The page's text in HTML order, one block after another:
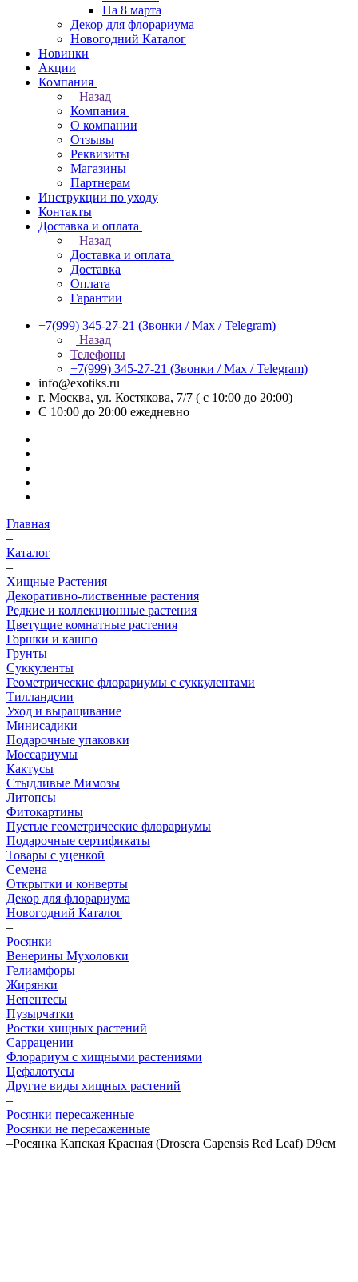
На 8 марта
Декор для флорариума
Новогодний Каталог
Новинки
Акции
Компания
Назад
Компания
О компании
Отзывы
Реквизиты
Магазины
Партнерам
Инструкции по уходу
Контакты
Доставка и оплата
Назад
Доставка и оплата
Доставка
Оплата
Гарантии
+7(999) 345-27-21 (Звонки / Max / Telegram)
Назад
Телефоны
+7(999) 345-27-21 (Звонки / Max / Telegram)
info@exotiks.ru
г. Москва, ул. Костякова, 7/7 ( с 10:00 до 20:00)
С 10:00 до 20:00 ежедневно
Главная
–
Каталог
–
Хищные Растения
Декоративно-лиственные растения
Редкие и коллекционные растения
Цветущие комнатные растения
Горшки и кашпо
Грунты
Суккуленты
Геометрические флорариумы с суккулентами
Тилландсии
Уход и выращивание
Минисадики
Подарочные упаковки
Моссариумы
Кактусы
Стыдливые Мимозы
Литопсы
Фитокартины
Пустые геометрические флорариумы
Подарочные сертификаты
Товары с уценкой
Семена
Открытки и конверты
Декор для флорариума
Новогодний Каталог
–
Росянки
Венерины Мухоловки
Гелиамфоры
Жирянки
Непентесы
Пузырчатки
Ростки хищных растений
Саррацении
Флорариум с хищными растениями
Цефалотусы
Другие виды хищных растений
–
Росянки пересаженные
Росянки не пересаженные
–Росянка Капская Красная (Drosera Сapensis Red Leaf) D9см